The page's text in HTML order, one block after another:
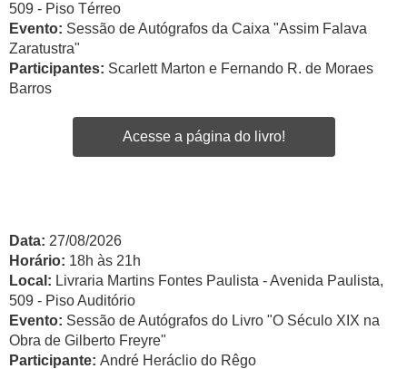
509 - Piso Térreo
Evento: Sessão de Autógrafos da Caixa "Assim Falava
Zaratustra"
Participantes: Scarlett Marton e Fernando R. de Moraes
Barros
Acesse a página do livro!
Data: 27/08/2026
Horário: 18h às 21h
Local: Livraria Martins Fontes Paulista - Avenida Paulista,
509 - Piso Auditório
Evento: Sessão de Autógrafos do Livro "O Século XIX na
Obra de Gilberto Freyre"
Participante: André Heráclio do Rêgo